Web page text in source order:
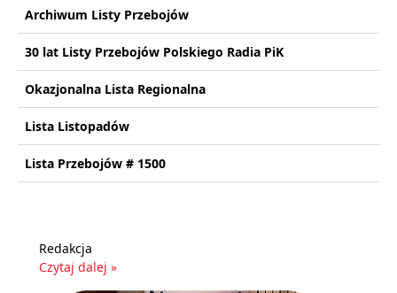
Archiwum Listy Przebojów
30 lat Listy Przebojów Polskiego Radia PiK
Okazjonalna Lista Regionalna
Lista Listopadów
Lista Przebojów # 1500
Redakcja
Czytaj dalej »